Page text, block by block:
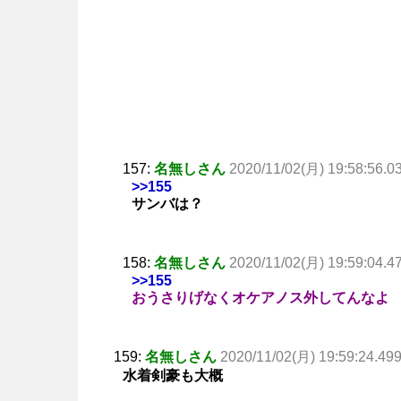
157: 名無しさん 2020/11/02(月)
>>155
サンバは？
158: 名無しさん 2020/11/02(月)
>>155
おうさりげなくオケアノス外してんなよ
159: 名無しさん 2020/11/02(月) 19:59:24.499
水着剣豪も大概